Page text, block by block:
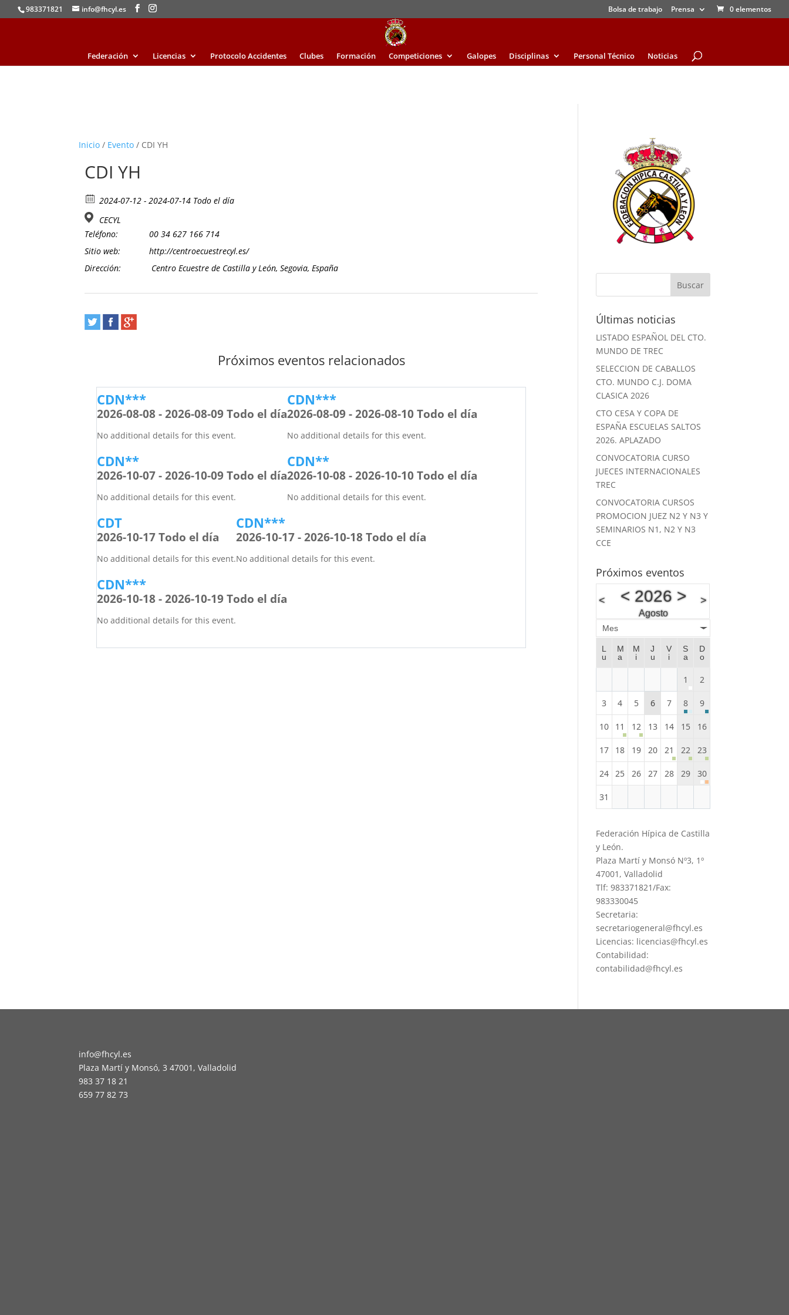
983371821 info@fhcyl.es Bolsa de trabajo Prensa 0 elementos
Federación Licencias Protocolo Accidentes Clubes Formación Competiciones Galopes Disciplinas Personal Técnico Noticias
Inicio / Evento / CDI YH
CDI YH
2024-07-12 - 2024-07-14 Todo el día
CECYL
Teléfono:
00 34 627 166 714
Sitio web:
http://centroecuestrecyl.es/
Dirección:
Centro Ecuestre de Castilla y León, Segovia, España
Próximos eventos relacionados
CDN***
2026-08-08 - 2026-08-09 Todo el día
No additional details for this event.
CDN***
2026-08-09 - 2026-08-10 Todo el día
No additional details for this event.
CDN**
2026-10-07 - 2026-10-09 Todo el día
No additional details for this event.
CDN**
2026-10-08 - 2026-10-10 Todo el día
No additional details for this event.
CDT
2026-10-17 Todo el día
No additional details for this event.
CDN***
2026-10-17 - 2026-10-18 Todo el día
No additional details for this event.
CDN***
2026-10-18 - 2026-10-19 Todo el día
No additional details for this event.
Últimas noticias
LISTADO ESPAÑOL DEL CTO.
MUNDO DE TREC
SELECCION DE CABALLOS
CTO. MUNDO C.J. DOMA
CLASICA 2026
CTO CESA Y COPA DE
ESPAÑA ESCUELAS SALTOS
2026. APLAZADO
CONVOCATORIA CURSO
JUECES INTERNACIONALES
TREC
CONVOCATORIA CURSOS
PROMOCION JUEZ N2 Y N3 Y
SEMINARIOS N1, N2 Y N3
CCE
Próximos eventos
< <2026 >
Agosto
>
Mes
L
u
M
a
M
i
J
u
V
i
S
a
D
o
1 2
3 4 5 6 7 8 9
10 11 12 13 14 15 16
17 18 19 20 21 22 23
24 25 26 27 28 29 30
31
Federación Hípica de Castilla
y León.
Plaza Martí y Monsó Nº3, 1º
47001, Valladolid
Tlf: 983371821/Fax:
983330045
Secretaria:
secretariogeneral@fhcyl.es
Licencias: licencias@fhcyl.es
Contabilidad:
contabilidad@fhcyl.es
info@fhcyl.es
Plaza Martí y Monsó, 3 47001, Valladolid
983 37 18 21
659 77 82 73